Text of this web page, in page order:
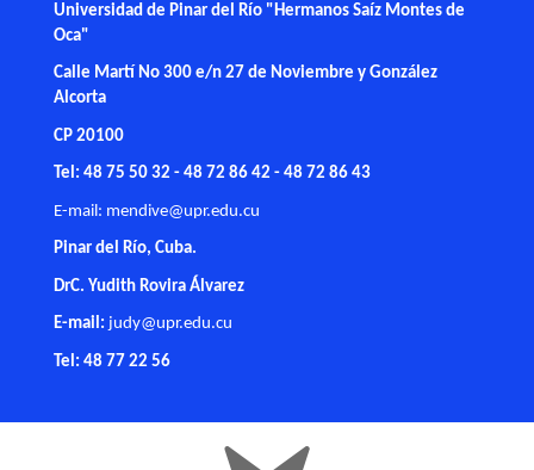
Universidad de Pinar del Río "Hermanos Saíz Montes de
Oca"
Calle Martí No 300 e/n 27 de Noviembre y González
Alcorta
CP 20100
Tel: 48 75 50 32 - 48 72 86 42 - 48 72 86 43
E-mail: mendive@upr.edu.cu
Pinar del Río, Cuba.
DrC. Yudith Rovira Álvarez
E-mail: judy@upr.edu.cu
Tel: 48 77 22 56